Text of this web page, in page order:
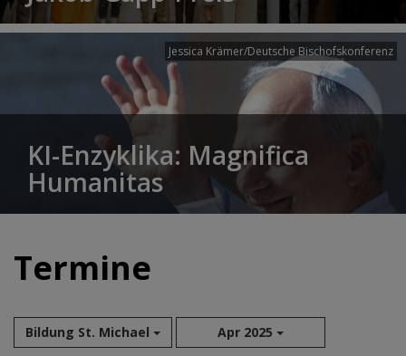
Jessica Krämer/Deutsche Bischofskonferenz
KI-Enzyklika: Magnifica
Humanitas
Termine
Bildung St. Michael Apr 2025